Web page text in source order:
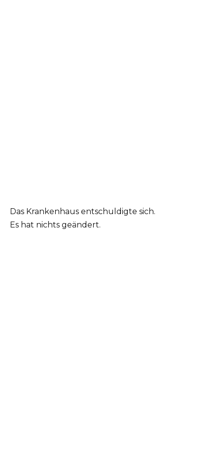
Das Krankenhaus entschuldigte sich.
Es hat nichts geändert.